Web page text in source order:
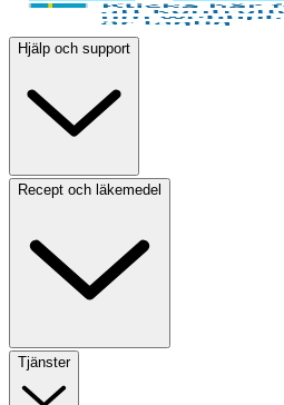
Hjälp och support
Recept och läkemedel
Tjänster